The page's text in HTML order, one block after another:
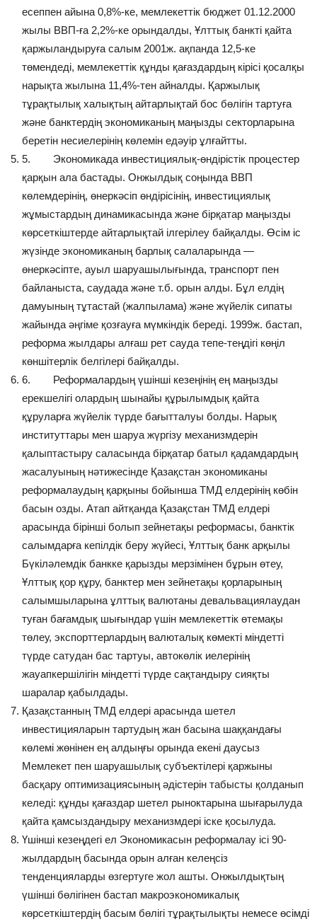
есеппен айына 0,8%-ке, мемлекеттік бюджет 01.12.2000
жылы ВВП-ға 2,2%-ке орындалды, Ұлттық банкті қайта
қаржыландыруға салым 2001ж. ақпанда 12,5-ке
төмендеді, мемлекеттік құнды қағаздардың кірісі қосалқы
нарықта жылына 11,4%-тен айналды. Қаржылық
тұрақтылық халықтың айтарлықтай бос бөлігін тартуға
және банктердің экономиканың маңызды секторларына
беретін несиелерінің көлемін едәуір ұлғайтты.
5. Экономикада инвестициялық-өндірістік процестер
қарқын ала бастады. Онжылдық соңында ВВП
көлемдерінің, өнеркәсіп өндірісінің, инвестициялық
жұмыстардың динамикасында және бірқатар маңызды
көрсеткіштерде айтарлықтай ілгерілеу байқалды. Өсім іс
жүзінде экономиканың барлық салаларында —
өнеркәсіпте, ауыл шаруашылығында, транспорт пен
байланыста, саудада және т.б. орын алды. Бұл елдің
дамуының тұтастай (жалпылама) және жүйелік сипаты
жайында әңгіме қозғауға мүмкіндік береді. 1999ж. бастап,
реформа жылдары алғаш рет сауда тепе-теңдігі көңіл
көншітерлік белгілері байқалды.
6. Реформалардың үшінші кезеңінің ең маңызды
ерекшелігі олардың шынайы құрылымдық қайта
құруларға жүйелік түрде бағытталуы болды. Нарық
институттары мен шаруа жүргізу механизмдерін
қалыптастыру саласында бірқатар батыл қадамдардың
жасалуының нәтижесінде Қазақстан экономиканы
реформалаудың қарқыны бойынша ТМД елдерінің көбін
басын озды. Атап айтқанда Қазақстан ТМД елдері
арасында бірінші болып зейнетақы реформасы, банктік
салымдарға кепілдік беру жүйесі, Ұлттық банк арқылы
Бүкіләлемдік банкке қарызды мерзімінен бұрын өтеу,
Ұлттық қор құру, банктер мен зейнетақы қорларының
салымшыларына ұлттық валютаны девальвациялаудан
туған бағамдық шығындар үшін мемлекеттік өтемақы
төлеу, экспорттерлардың валюталық көмекті міндетті
түрде сатудан бас тартуы, автокөлік иелерінің
жауапкершілігін міндетті түрде сақтандыру сияқты
шаралар қабылдады.
Қазақстанның ТМД елдері арасында шетел
инвестицияларын тартудың жан басына шаққандағы
көлемі жөнінен ең алдыңғы орында екені даусыз
Мемлекет пен шаруашылық субъектілері қаржыны
басқару оптимизациясының әдістерін табысты қолданып
келеді: құнды қағаздар шетел рыноктарына шығарылуда
қайта қамсыздандыру механизмдері іске қосылуда.
Үшінші кезеңдегі ел Экономикасын реформалау ісі 90-
жылдардың басында орын алған келеңсіз
тенденцияларды өзгертуге жол ашты. Онжылдықтың
үшінші бөлігінен бастап макроэкономикалық
көрсеткіштердің басым бөлігі тұрақтылықты немесе өсімді